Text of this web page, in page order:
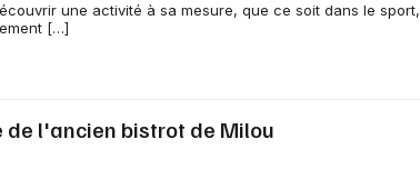
Choisir mes départements
Mon email
une activité à sa mesure, que ce soit dans le sport,
[…]
de l'ancien bistrot de Milou